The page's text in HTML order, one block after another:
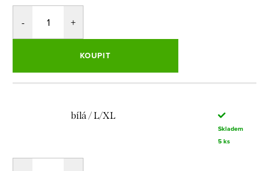
KOUPIT
bílá / L/XL
Skladem
5 ks